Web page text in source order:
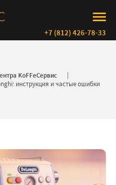
+7 (812) 426-78-33
KoFFeСервис
инструкция и частые ошибки